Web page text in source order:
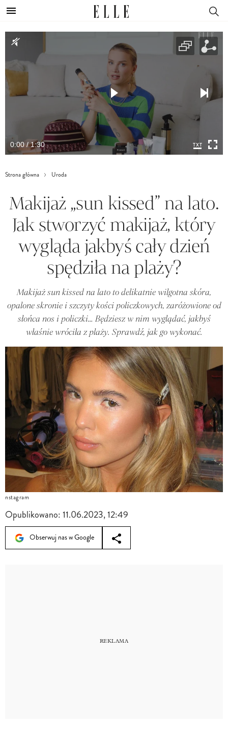
0:00 / 1:30
Strona główna Uroda
Makijaż „sun kissed” na lato.
Jak stworzyć makijaż, który
wygląda jakbyś cały dzień
spędziła na plaży?
Makijaż sun kissed na lato to delikatnie wilgotna skóra,
opalone skronie i szczyty kości policzkowych, zaróżowione od
słońca nos i policzki… Będziesz w nim wyglądać, jakbyś
właśnie wróciła z plaży. Sprawdź, jak go wykonać.
nstagram
Opublikowano:11.06.2023, 12:49
Obserwuj nas w Google